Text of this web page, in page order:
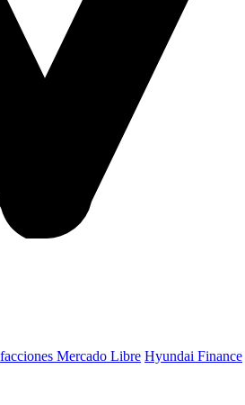
Mercado Libre Hyundai Finance